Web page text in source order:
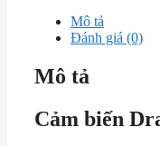
Mô tả
Đánh giá (0)
Mô tả
Cảm biến